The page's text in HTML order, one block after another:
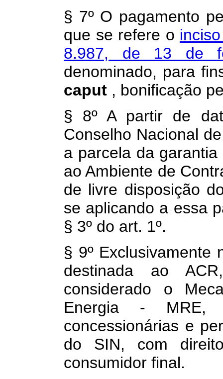
§ 7º O pagamento
que se refere o
8.987, de 13 de
denominado, para
caput , bonificação
§ 8º A partir de
Conselho Nacional
a parcela da
ao Ambiente de
de livre disposição
se aplicando a essa
§ 3º do art. 1º.
§ 9º Exclusivamente
destinada ao
considerado o
Energia - MRE,
concessionárias e
do SIN, com
consumidor final.